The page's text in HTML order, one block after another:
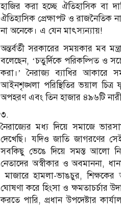
হাজির করা হচ্ছে ঐতিহাসিক বা
ঐতিহাসিক প্রেক্ষাপট ও রাজনৈতিক
না অনেকে। এ যেন মাৎস্যন্যায়!
অন্তর্বর্তী সরকারের সময়কার মব
বলেছেন, ‘চতুর্দিকে পরিকল্পিত ও
করা।’ নৈরাজ্য ব্যাধির আকারে
আইনশৃঙ্খলা পরিস্থিতির ভয়াল
অপহরণ এবং তিন হাজার ৪৯৬টি নারী
৩.
নৈরাজ্যের মধ্য দিয়ে সমাজে
দেখেছি। যদিও জাতি জাগরণের
সবকিছু ভেঙে দিয়ে সমস্ত আলো
নেতাদের অস্বীকার ও অবমাননা,
মাজারে হামলা-ভাঙচুর, শিক্ষকের
ঘোষণা করে হিংসা ও ক্ষমতাচর্চার
করতে পারি, প্রধান উপদেষ্টার